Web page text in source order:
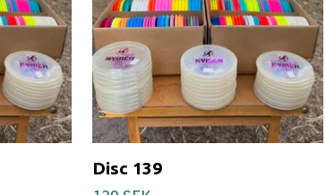
Disc 139